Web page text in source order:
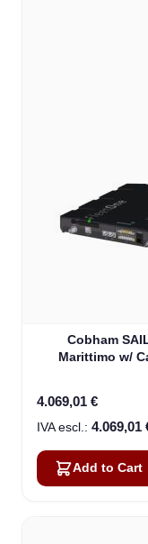
Cobham
Marittimo w/
4.069,01 €
4.069,01
Add to Cart